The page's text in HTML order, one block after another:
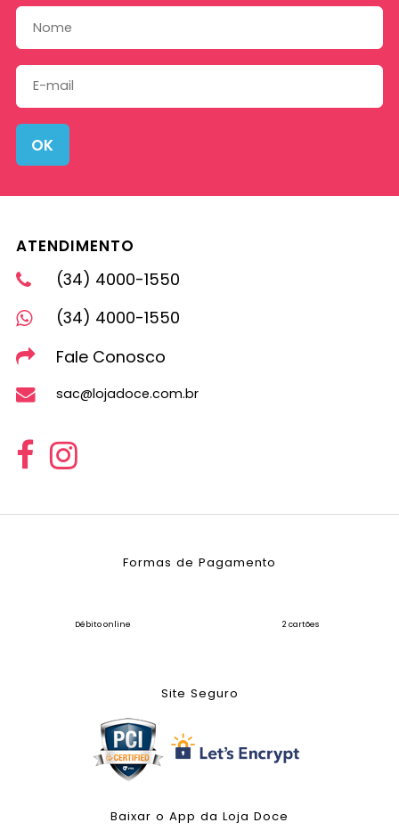
OK
ATENDIMENTO
(34) 4000-1550
(34) 4000-1550
Fale Conosco
sac@lojadoce.com.br
Formas de Pagamento
Débito online 2 cartões
Site Seguro
Baixar o App da Loja Doce